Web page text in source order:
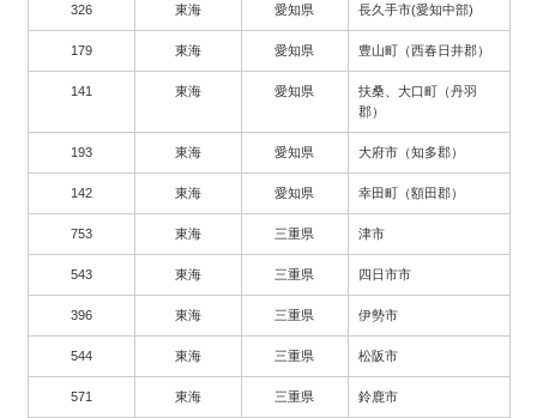
326 東海 愛知県 長久手市(愛知中部)
179 東海 愛知県 豊山町（西春日井郡）
141 東海 愛知県
扶桑、大口町（丹羽
郡）
193 東海 愛知県 大府市（知多郡）
142 東海 愛知県 幸田町（額田郡）
753 東海 三重県 津市
543 東海 三重県 四日市市
396 東海 三重県 伊勢市
544 東海 三重県 松阪市
571 東海 三重県 鈴鹿市